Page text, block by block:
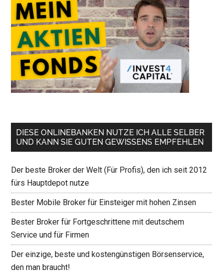
DIESE ONLINEBANKEN NUTZE ICH ALLE SELBER
UND KANN SIE GUTEN GEWISSENS EMPFEHLEN
Der beste Broker der Welt (Für Profis), den ich seit 2012
fürs Hauptdepot nutze
Bester Mobile Broker für Einsteiger mit hohen Zinsen
Bester Broker für Fortgeschrittene mit deutschem
Service und für Firmen
Der einzige, beste und kostengünstigen Börsenservice,
den man braucht!